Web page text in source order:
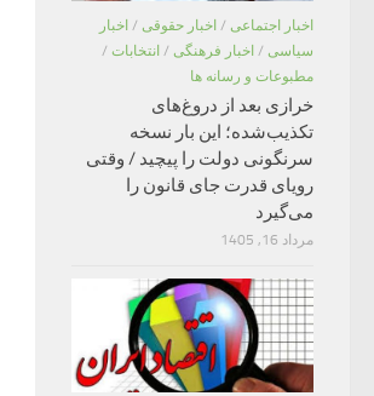
اخبار اجتماعی / اخبار حقوقی / اخبار
سیاسی / اخبار فرهنگی / انتخابات /
مطبوعات و رسانه ها
خرازی بعد از دروغ‌های
تکذیب‌شده؛ این بار نسخه
سرنگونی دولت را پیچید / وقتی
رویای قدرت جای قانون را
می‌گیرد
مرداد 16, 1405